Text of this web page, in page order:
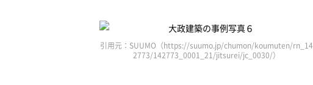
引用元：SUUMO（https://suumo.jp/chumon/koumuten/rn_14
2773/142773_0001_21/jitsurei/jc_0030/）